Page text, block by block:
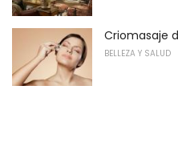
Criomasaje
BELLEZA Y SALUD